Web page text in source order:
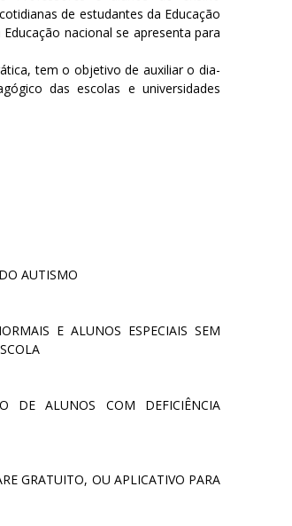
de estudantes da Educação
nacional se apresenta para
tem o objetivo de auxiliar o dia-
das escolas e universidades
AUTISMO
E ALUNOS ESPECIAIS SEM
DE ALUNOS COM DEFICIÊNCIA
GRATUITO, OU APLICATIVO PARA